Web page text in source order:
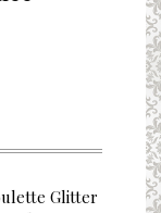
Glitter